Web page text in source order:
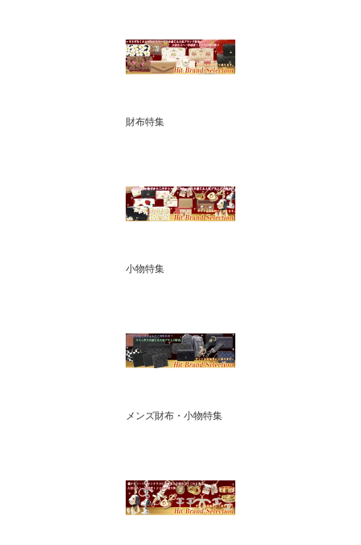
財布特集
小物特集
メンズ財布・小物特集